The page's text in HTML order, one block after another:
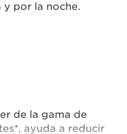
y por la noche.
de la gama de
ayuda a reducir